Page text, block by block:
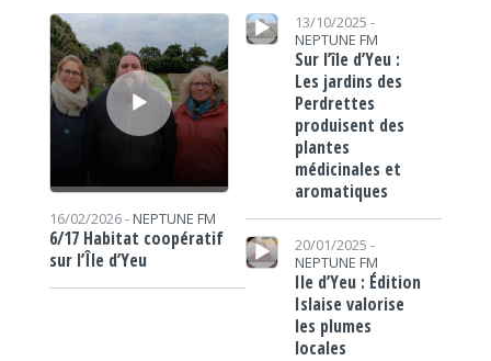
Lecteur audio
16/02/2026 - NEPTUNE FM
6/17 Habitat coopératif
sur l’Île d’Yeu
Lecteur audio
13/10/2025 -
NEPTUNE FM
Sur l’île d’Yeu :
Les jardins des
Perdrettes
produisent des
plantes
médicinales et
aromatiques
Lecteur audio
20/01/2025 -
NEPTUNE FM
Ile d’Yeu : Édition
Islaise valorise
les plumes
locales